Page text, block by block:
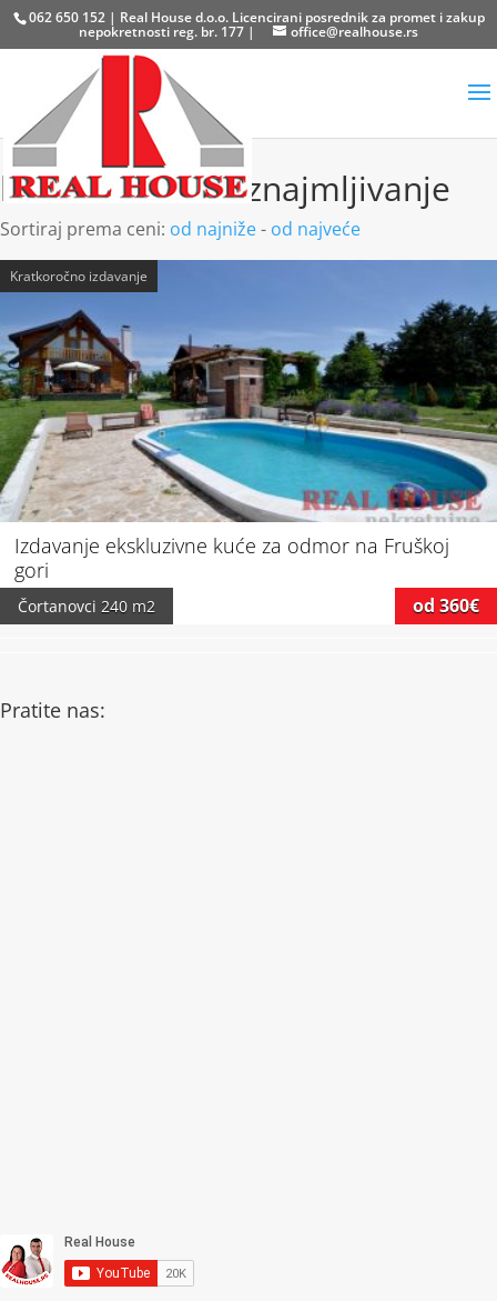
062 650 152 | Real House d.o.o. Licencirani posrednik za promet i zakup
nepokretnosti reg. br. 177 | office@realhouse.rs
kuće za odmor iznajmljivanje
Sortiraj prema ceni: od najniže- od najveće
Kratkoročno izdavanje
Izdavanje ekskluzivne kuće za odmor na Fruškoj
gori
Čortanovci 240 m2 od 360€
Pratite nas: